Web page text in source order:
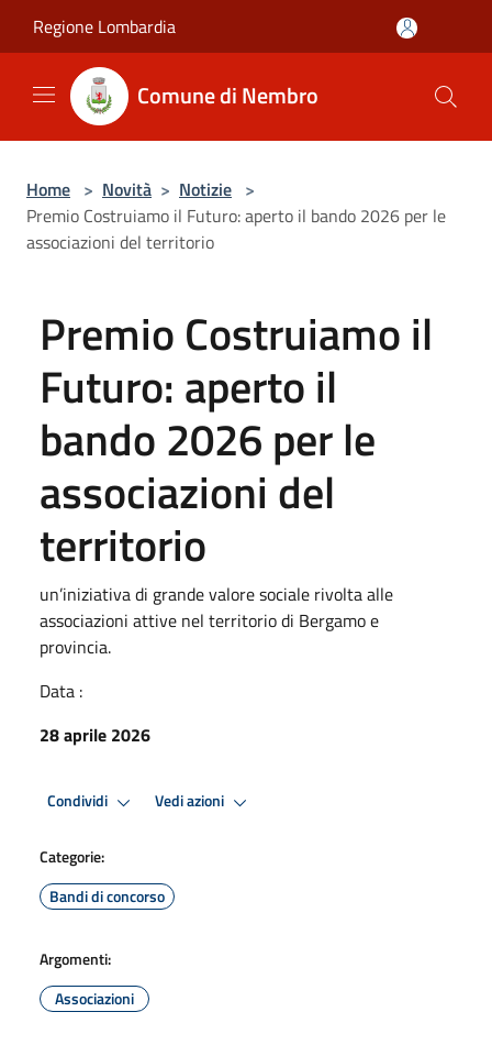
Regione Lombardia
Comune di Nembro
Home > Novità > Notizie >
Premio Costruiamo il Futuro: aperto il bando 2026 per le
associazioni del territorio
Premio Costruiamo il
Futuro: aperto il
bando 2026 per le
associazioni del
territorio
un’iniziativa di grande valore sociale rivolta alle
associazioni attive nel territorio di Bergamo e
provincia.
Data :
28 aprile 2026
Condividi Vedi azioni
Categorie:
Bandi di concorso
Argomenti:
Associazioni